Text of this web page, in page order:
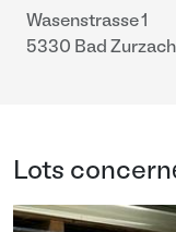
Wasenstrasse 1
5330 Bad
Lots